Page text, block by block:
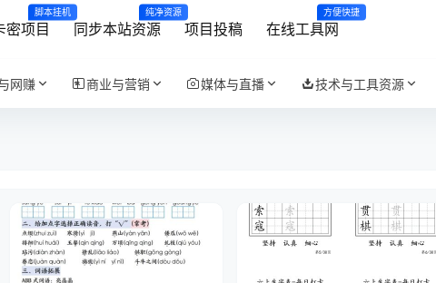
密项目
脚本挂机
同步本站资源
纯净资源
项目投稿 在线工具网
方便快捷
网赚 商业与营销 媒体与直播 技术与工具资源